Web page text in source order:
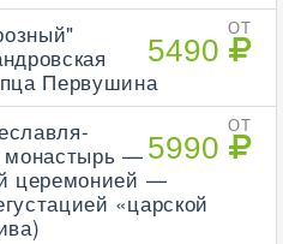
ОТ
5490
Первушина
ОТ
5990
монастырь —
церемонией —
«царской